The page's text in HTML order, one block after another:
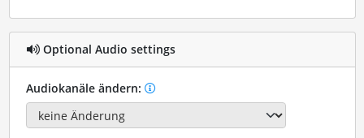
Optional Audio settings
Audiokanäle ändern: